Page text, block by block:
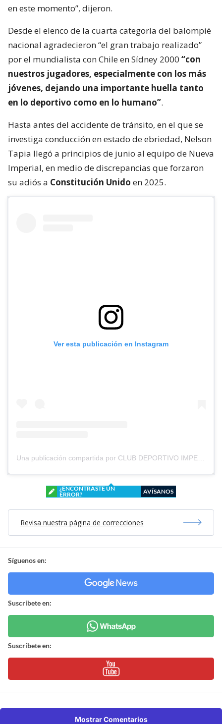
en este momento”, dijeron.
Desde el elenco de la cuarta categoría del balompié
nacional agradecieron “el gran trabajo realizado”
por el mundialista con Chile en Sídney 2000 “con
nuestros jugadores, especialmente con los más
jóvenes, dejando una importante huella tanto
en lo deportivo como en lo humano”.
Hasta antes del accidente de tránsito, en el que se
investiga conducción en estado de ebriedad, Nelson
Tapia llegó a principios de junio al equipo de Nueva
Imperial, en medio de discrepancias que forzaron
su adiós a Constitución Unido en 2025.
Ver esta publicación en Instagram
¿ENCONTRASTE UN
ERROR?
AVÍSANOS
Revisa nuestra página de correcciones
Síguenos en:
Suscríbete en:
Suscríbete en:
Mostrar Comentarios